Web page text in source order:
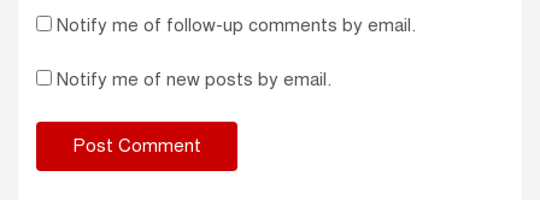
Notify me of follow-up comments by email.
Notify me of new posts by email.